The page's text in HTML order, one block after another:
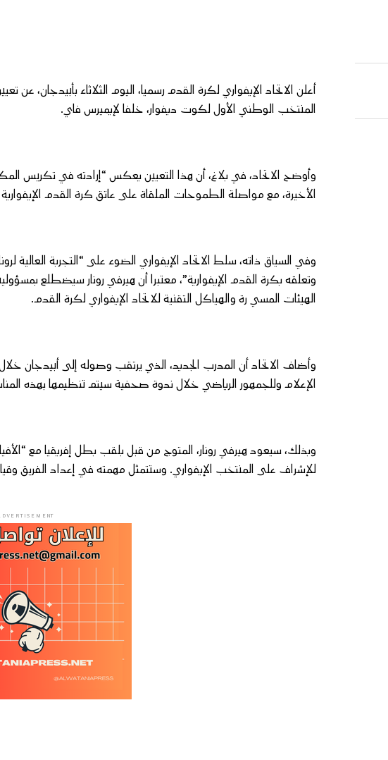
أعلن الاتحاد الإيفواري لكرة القدم رسميا، اليوم الثلاثاء بأبيدجان، عن
المنتخب الوطني الأول لكوت ديفوار، خلفا لإيميرس فاي.
وأوضح الاتحاد، في بلاغ، أن هذا التعيين يعكس “إرادته في تكريس
الأخيرة، مع مواصلة الطموحات الملقاة على عاتق كرة القدم الإيفوارية
وفي السياق ذاته، سلط الاتحاد الإيفواري الضوء على “التجربة العالية
وتعلقه بكرة القدم الإيفوارية”، معتبرا أن هيرفي رونار سيضطلع
الهيئات المسي رة والهياكل التقنية للاتحاد الإيفواري لكرة القدم.
وأضاف الاتحاد أن المدرب الجديد، الذي يرتقب وصوله إلى أبيدجان
الإعلام وللجمهور الرياضي خلال ندوة صحفية سيتم تنظيمها بهذه
للإشراف على المنتخب الإيفواري. وستتمثل مهمته في إعداد الفريق